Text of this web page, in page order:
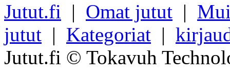
Jutut.fi | Omat jutut |
jutut | Kategoriat |
Jutut.fi © Tokavuh